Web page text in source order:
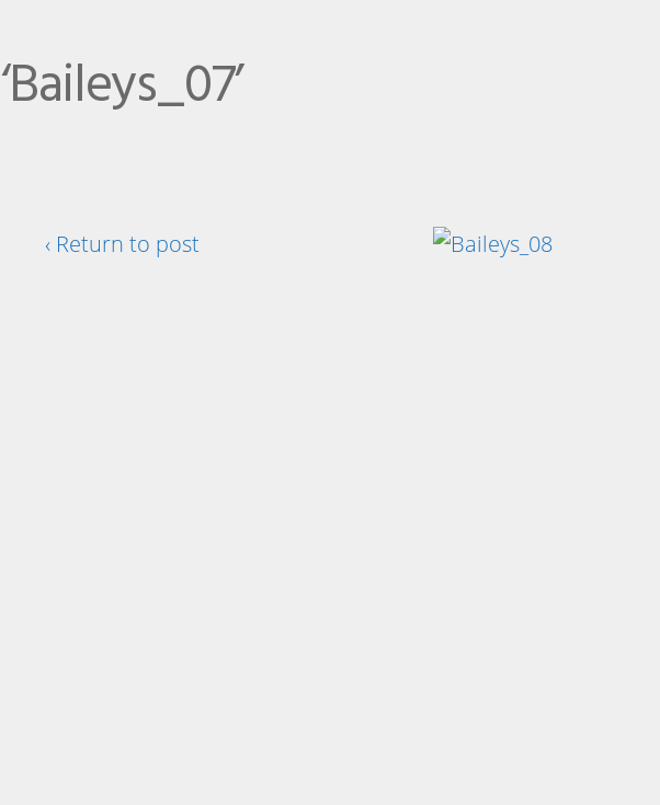
‘Baileys_07’
‹ Return to post